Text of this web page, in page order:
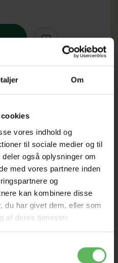
Om
vores indhold og
til sociale medier og til
også oplysninger om
med vores partnere inden
og
kan kombinere disse
du har givet dem, eller som
af deres tjenester.
ER
NED
IKKE